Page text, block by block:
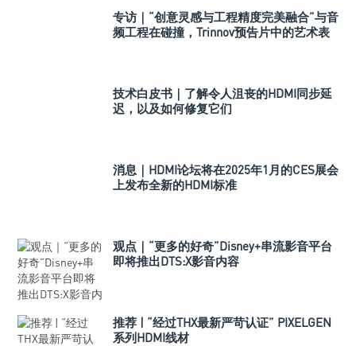
专访｜“创意灵感与工程精度完美融合”与音
频工程在碰撞，Trinnov预告片中的艺术表
技术白皮书｜了解令人沮丧的HDMI同步延
迟，以及如何修复它们
消息｜HDMI论坛将在2025年1月的CES展会
上发布全新的HDMI标准
观点｜“更多的好奇”Disney+串流影音平台
即将推出DTS:X影音内容
推荐 | “经过THX最新严苛认证” PIXELGEN
系列HDMI线材